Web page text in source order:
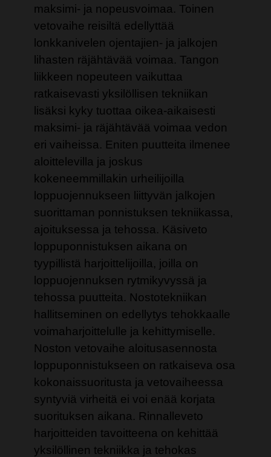
maksimi- ja nopeusvoimaa. Toinen
vetovaihe reisiltä edellyttää
lonkkanivelen ojentajien- ja jalkojen
lihasten räjähtävää voimaa. Tangon
liikkeen nopeuteen vaikuttaa
ratkaisevasti yksilöllisen tekniikan
lisäksi kyky tuottaa oikea-aikaisesti
maksimi- ja räjähtävää voimaa vedon
eri vaiheissa. Eniten puutteita ilmenee
aloittelevilla ja joskus
kokeneemmillakin urheilijoilla
loppuojennukseen liittyvän jalkojen
suorittaman ponnistuksen tekniikassa,
ajoituksessa ja tehossa. Käsiveto
loppuponnistuksen aikana on
tyypillistä harjoittelijoilla, joilla on
loppuojennuksen rytmikyvyssä ja
tehossa puutteita. Nostotekniikan
hallitseminen on edellytys tehokkaalle
voimaharjoittelulle ja kehittymiselle.
Noston vetovaihe aloitusasennosta
loppuponnistukseen on ratkaiseva osa
kokonaissuoritusta ja vetovaiheessa
syntyviä virheitä ei voi enää korjata
suorituksen aikana. Rinnalleveto
harjoitteiden tavoitteena on kehittää
yksilöllinen tekniikka ja tehokas